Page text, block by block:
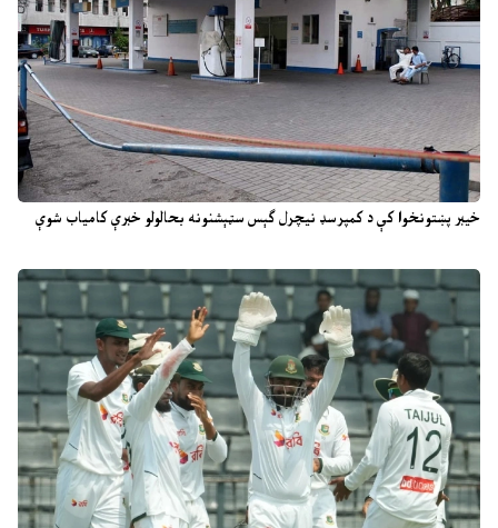
خیبر پښتونخوا کې د کمپرسډ نیچرل ګېس سټېشنونه بحالولو خبرې کامیاب شوې